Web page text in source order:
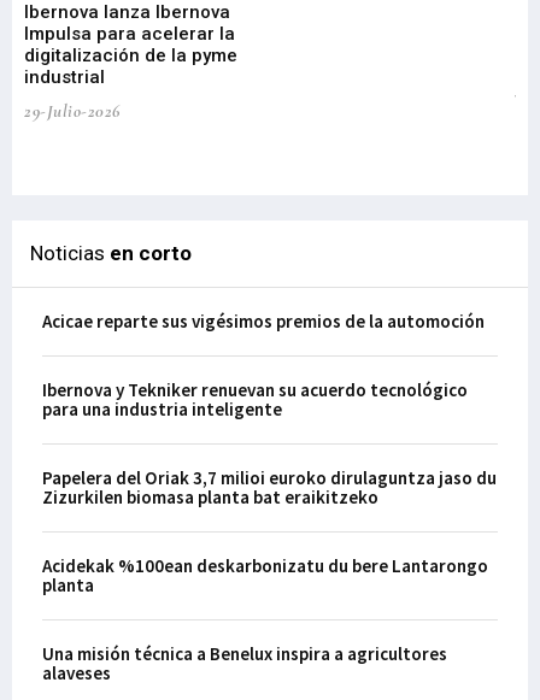
Ibernova lanza Ibernova
Impulsa para acelerar la
digitalización de la pyme
industrial
29-Julio-2026
Noticias en corto
Acicae reparte sus vigésimos premios de la automoción
Ibernova y Tekniker renuevan su acuerdo tecnológico
para una industria inteligente
Papelera del Oriak 3,7 milioi euroko dirulaguntza jaso du
Zizurkilen biomasa planta bat eraikitzeko
Acidekak %100ean deskarbonizatu du bere Lantarongo
planta
Una misión técnica a Benelux inspira a agricultores
alaveses